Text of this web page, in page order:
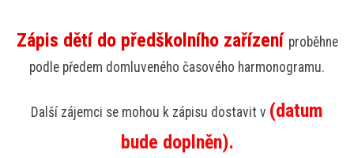
Zápis dětí do předškolního zařízení proběhne
podle předem domluveného časového harmonogramu.
Další zájemci se mohou k zápisu dostavit v (datum
bude doplněn).